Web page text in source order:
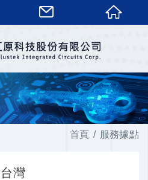
首頁 服務據點
台灣